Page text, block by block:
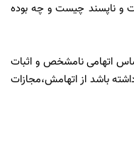
و ناپسند چیست و چه بوده
اتهامی نامشخص و اثبات
باشد از اتهامش،مجازات